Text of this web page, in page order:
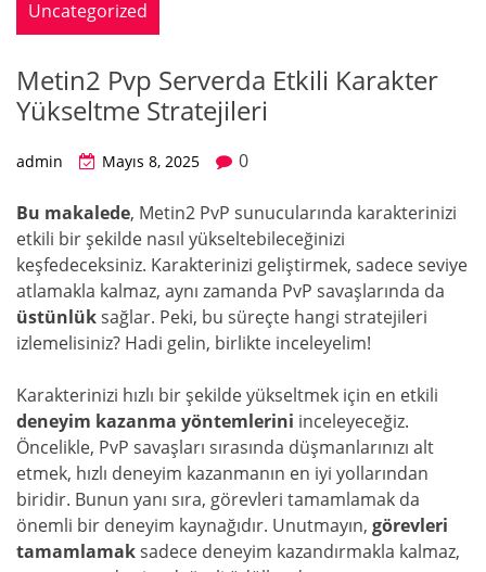
Uncategorized
Metin2 Pvp Serverda Etkili Karakter
Yükseltme Stratejileri
admin Mayıs 8, 2025 0
Bu makalede, Metin2 PvP sunucularında karakterinizi
etkili bir şekilde nasıl yükseltebileceğinizi
keşfedeceksiniz. Karakterinizi geliştirmek, sadece seviye
atlamakla kalmaz, aynı zamanda PvP savaşlarında da
üstünlüksağlar. Peki, bu süreçte hangi stratejileri
izlemelisiniz? Hadi gelin, birlikte inceleyelim!
Karakterinizi hızlı bir şekilde yükseltmek için en etkili
deneyim kazanma yöntemlerini inceleyeceğiz.
Öncelikle, PvP savaşları sırasında düşmanlarınızı alt
etmek, hızlı deneyim kazanmanın en iyi yollarından
biridir. Bunun yanı sıra, görevleri tamamlamak da
önemli bir deneyim kaynağıdır. Unutmayın, görevleri
tamamlamaksadece deneyim kazandırmakla kalmaz,